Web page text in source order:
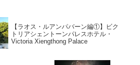
【ラオス・ルアンパバーン編①】ビク
トリアシェントーンパレスホテル・
Victoria Xiengthong Palace